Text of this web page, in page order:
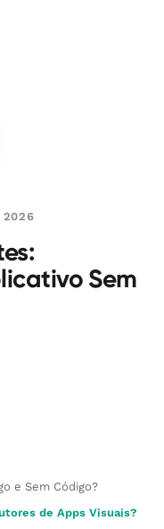
2026
Sem
e Sem Código?
de Apps Visuais?